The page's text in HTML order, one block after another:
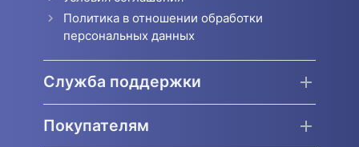
Политика в отношении обработки
персональных данных
Служба поддержки
Покупателям